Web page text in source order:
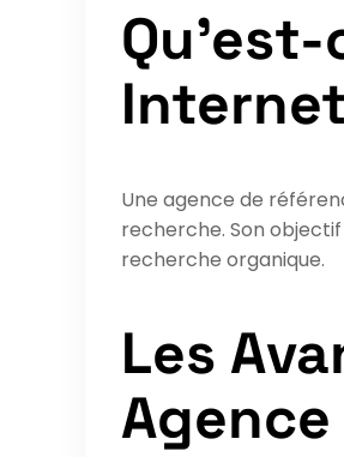
Une agence de
recherche. Son
recherche organique.
Les